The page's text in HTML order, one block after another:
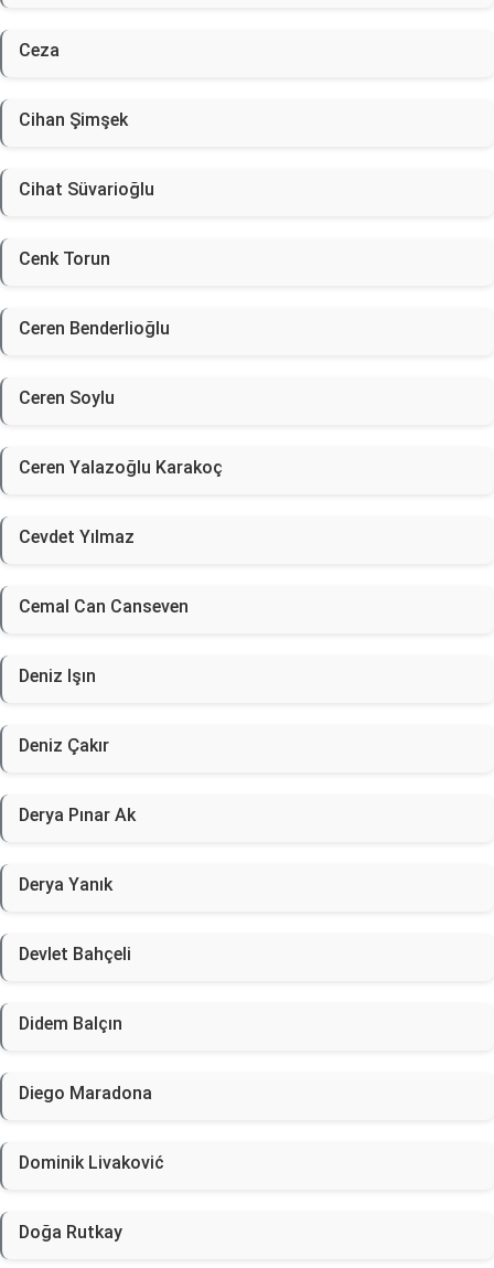
Ceza
Cihan Şimşek
Cihat Süvarioğlu
Cenk Torun
Ceren Benderlioğlu
Ceren Soylu
Ceren Yalazoğlu Karakoç
Cevdet Yılmaz
Cemal Can Canseven
Deniz Işın
Deniz Çakır
Derya Pınar Ak
Derya Yanık
Devlet Bahçeli
Didem Balçın
Diego Maradona
Dominik Livaković
Doğa Rutkay